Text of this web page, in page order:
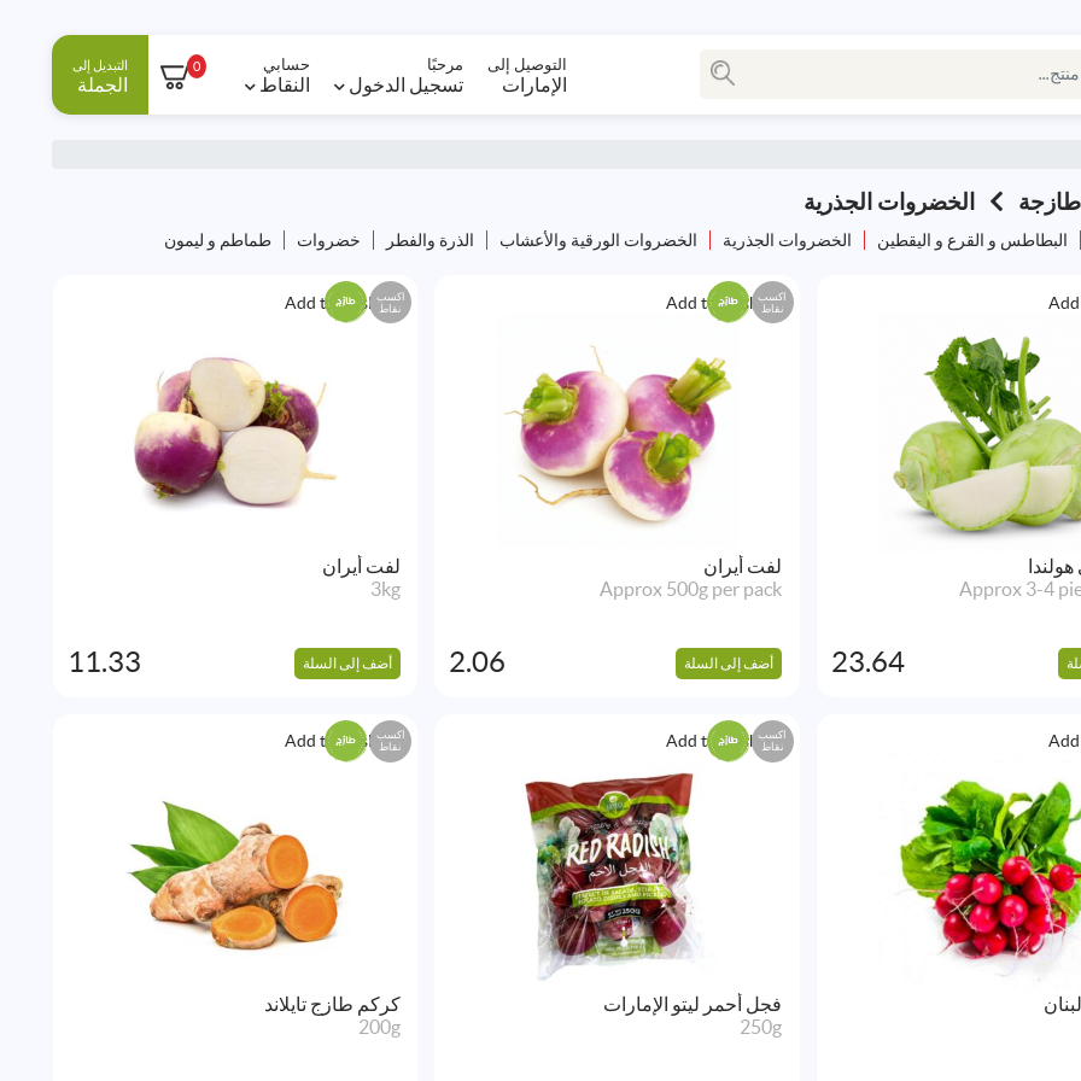
التوصيل إلى
الإمارات
مرحبًا
تسجيل الدخول
حسابي
النقاط
0 التبديل إلى
الجملة
الخضروات الجذرية
البطاطس و القرع و اليقطين الخضروات الجذرية الخضروات الورقية والأعشاب الذرة والفطر خضروات طماطم و ليمون
Approx 3-4
23.64
Add to Wishlist
اكسب
نقاط
لفت أيران
Approx 500g per pack
أضف إلى السلة 2.06
Add to Wishlist
اكسب
نقاط
لفت أيران
3kg
أضف إلى السلة 11.33
Add to Wishlist
اكسب
نقاط
فجل أحمر ليتو الإمارات
250g
Add to Wishlist
اكسب
نقاط
كركم طازج تايلاند
200g